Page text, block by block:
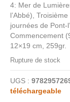
4: Mer de
l’Abbé),
journées de Pont-
Commencement
12×19 cm, 259gr.
Rupture de stock
UGS :
téléchargeable